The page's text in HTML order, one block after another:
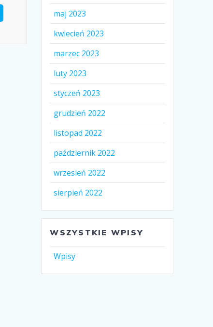
maj 2023
kwiecień 2023
marzec 2023
luty 2023
styczeń 2023
grudzień 2022
listopad 2022
październik 2022
wrzesień 2022
sierpień 2022
WSZYSTKIE WPISY
Wpisy